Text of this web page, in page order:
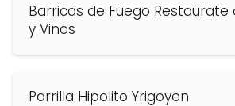
Barricas de Fuego Restaurate
y Vinos
Parrilla Hipolito Yrigoyen